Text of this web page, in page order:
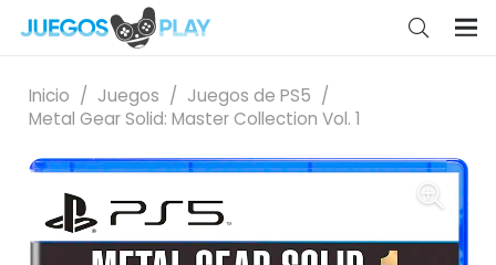
Inicio / Juegos / Juegos de PS5 /
Metal Gear Solid: Master Collection Vol. 1